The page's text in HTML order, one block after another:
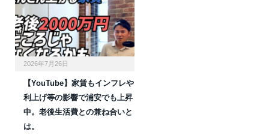
2026年7月26日
【YouTube】家賃もインフレや
利上げ等の影響で浦安でも上昇
中。老後生活費との兼ね合いと
は。